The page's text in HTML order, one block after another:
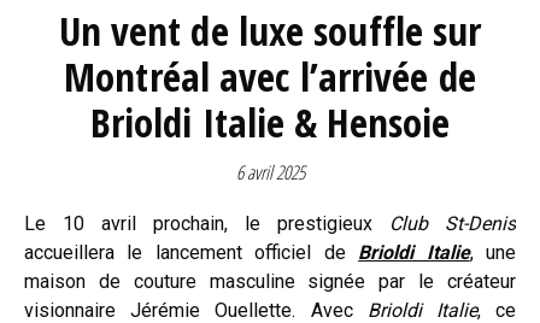
Un vent de luxe souffle sur
Montréal avec l’arrivée de
Brioldi Italie & Hensoie
6 avril 2025
Le 10 avril prochain, le prestigieux
Club St-Denis
accueillera le lancement officiel de Brioldi Italie, une
maison de couture masculine signée par le créateur
visionnaire Jérémie Ouellette. Avec Brioldi Italie, ce